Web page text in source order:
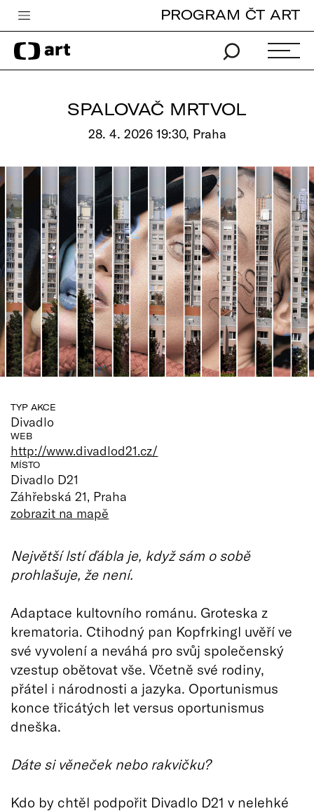
Česká televize
Zpravodajství
Pro děti
edu
Vše o ČT
PROGRAM ČT ART
SPALOVAČ MRTVOL
28. 4. 2026 19:30, Praha
TYP AKCE
Divadlo
WEB
http://www.divadlod21.cz/
MÍSTO
Divadlo D21
Záhřebská 21, Praha
zobrazit na mapě
Největší lstí ďábla je, když sám o sobě
prohlašuje, že není.
Adaptace kultovního románu. Groteska z
krematoria. Ctihodný pan Kopfrkingl uvěří ve
své vyvolení a neváhá pro svůj společenský
vzestup obětovat vše. Včetně své rodiny,
přátel i národnosti a jazyka. Oportunismus
konce třicátých let versus oportunismus
dneška.
Dáte si věneček nebo rakvičku?
Kdo by chtěl podpořit Divadlo D21 v nelehké